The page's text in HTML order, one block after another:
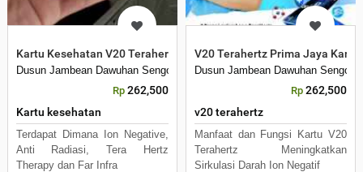
Kartu Kesehatan V20 Terahertz Prima Jaya Kartu Ion
Dusun Jambean Dawuhan Sengon
Rp 262,500
Kartu kesehatan
Terdapat Dimana Ion Negative,
Anti Radiasi, Tera Hertz
Therapy dan Far Infra
V20 Terahertz Prima Jaya
Dusun Jambean Dawuhan Sengon
Rp 262,500
v20 terahertz
Manfaat dan Fungsi Kartu V20
Terahertz Meningkatkan
Sirkulasi Darah Ion Negatif